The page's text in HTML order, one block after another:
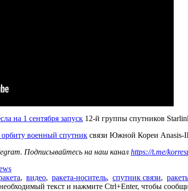
на 1 сентября запуск 12-й группы спутников
орбиту военный спутник связи Южной Кореи Anasis-
Подписывайтесь на наш канал https://t.me/
, видео, ракета-носитель, спутник связи,
текст и нажмите Ctrl+Enter, чтобы